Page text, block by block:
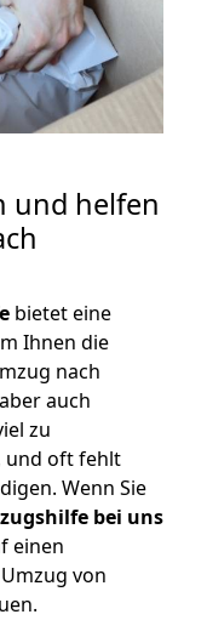
und helfen
bietet eine
Ihnen die
nach
auch
zu
und oft fehlt
Wenn Sie
bei uns
einen
von